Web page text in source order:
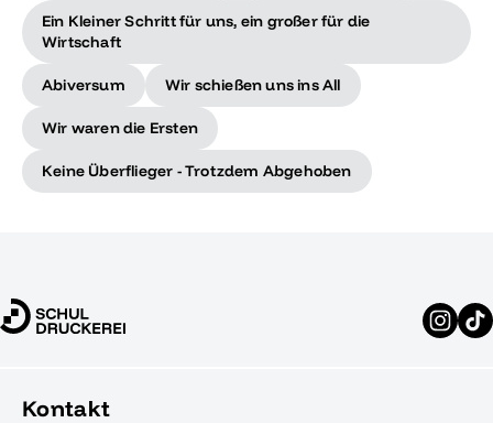
Ein Kleiner Schritt für uns, ein großer für die
Wirtschaft
Abiversum Wir schießen uns ins All
Wir waren die Ersten
Keine Überflieger - Trotzdem Abgehoben
Kontakt